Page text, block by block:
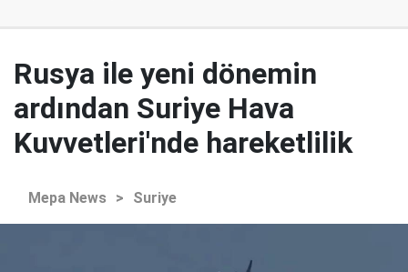
Rusya ile yeni dönemin
ardından Suriye Hava
Kuvvetleri'nde hareketlilik
Mepa News > Suriye